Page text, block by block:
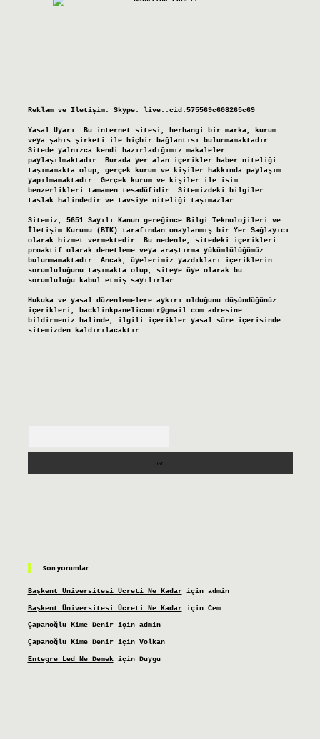
Reklam ve İletişim: Skype: live:.cid.575569c608265c69
Yasal Uyarı:
Bu internet sitesi, herhangi bir marka, kurum
veya şahıs şirketi ile hiçbir bağlantısı bulunmamaktadır.
Sitede yalnızca kendi hazırladığımız makaleler
paylaşılmaktadır. Burada yer alan içerikler haber niteliği
taşımamakta olup, gerçek kurum ve kişiler hakkında paylaşım
yapılmamaktadır. Gerçek kurum ve kişiler ile isim
benzerlikleri tamamen tesadüfidir. Sitemizdeki bilgiler
taslak halindedir ve tavsiye niteliği taşımazlar.
Sitemiz, 5651 Sayılı Kanun gereğince Bilgi Teknolojileri ve
İletişim Kurumu (BTK) tarafından onaylanmış bir Yer Sağlayıcı
olarak hizmet vermektedir. Bu nedenle, sitedeki içerikleri
proaktif olarak denetleme veya araştırma yükümlülüğümüz
bulunmamaktadır. Ancak, üyelerimiz yazdıkları içeriklerin
sorumluluğunu taşımakta olup, siteye üye olarak bu
sorumluluğu kabul etmiş sayılırlar.
Hukuka ve yasal düzenlemelere aykırı olduğunu düşündüğünüz
içerikleri, backlinkpanelicomtr@gmail.comadresine
bildirmeniz halinde, ilgili içerikler yasal süre içerisinde
sitemizden kaldırılacaktır.
Son yorumlar
Başkent Üniversitesi Ücreti Ne Kadariçin admin
Başkent Üniversitesi Ücreti Ne Kadariçin Cem
Çapanoğlu Kime Deniriçin admin
Çapanoğlu Kime Deniriçin Volkan
Entegre Led Ne Demekiçin Duygu